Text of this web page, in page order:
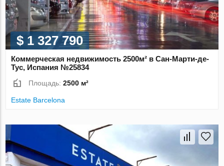
$ 1 327 790
Коммерческая недвижимость 2500м² в Сан-Марти-де-
Тус, Испания №25834
Площадь:2500 м²
Estate Barcelona